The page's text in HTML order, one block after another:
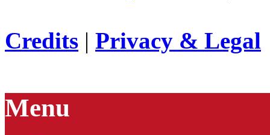
Credits | Privacy & Legal
Menu